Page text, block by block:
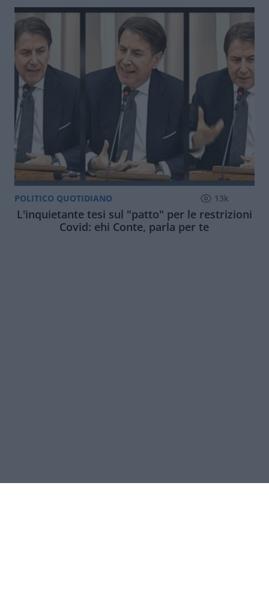
POLITICO QUOTIDIANO 13k
L'inquietante tesi sul "patto" per le restrizioni
Covid: ehi Conte, parla per te